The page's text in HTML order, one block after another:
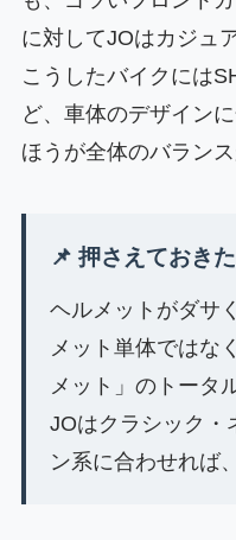
に対してJOはカジュ
こうしたバイクには
ど、車体のデザイン
ほうが全体のバランス
📌 押さえておき
ヘルメットがダサ
メット単体ではな
メット」のトータ
JOはクラシック・
ン系に合わせれば